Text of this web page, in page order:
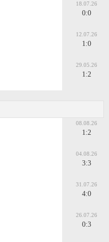
18.07.26
0:0
12.07.26
1:0
29.05.26
1:2
08.08.26
1:2
04.08.26
3:3
31.07.26
4:0
26.07.26
0:3